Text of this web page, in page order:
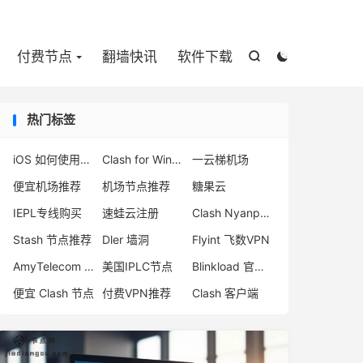


付费节点 翻墙快讯 软件下载
热门标签
iOS 如何使用小火箭 Shadowrocket Clash for Windows 删库跑路
一云梯机场
便宜机场推荐
机场节点推荐
糖果云
IEPL专线购买
速蛙云注册
Clash Nyanpasu
Stash 节点推荐
Dler 墙洞
Flyint 飞数VPN
AmyTelecom 注册
美国IPLC节点
Blinkload 官网打不开
便宜 Clash 节点
付费VPN推荐 Clash 客户端